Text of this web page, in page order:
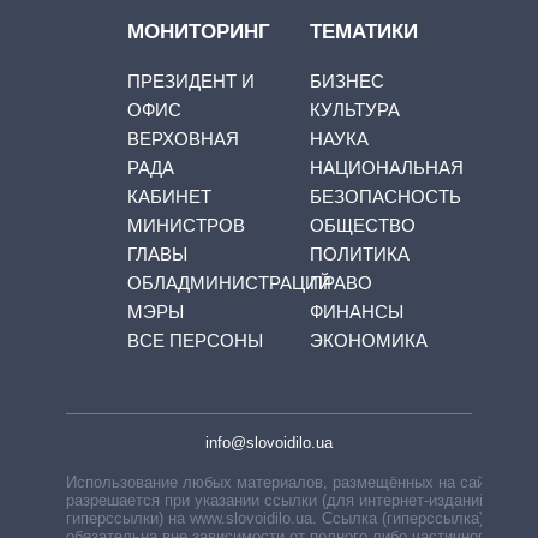
МОНИТОРИНГ
ПРЕЗИДЕНТ И
ОФИС
ВЕРХОВНАЯ
РАДА
КАБИНЕТ
МИНИСТРОВ
ГЛАВЫ
ОБЛАДМИНИСТРАЦИЙ
МЭРЫ
ВСЕ ПЕРСОНЫ
ТЕМАТИКИ
БИЗНЕС
КУЛЬТУРА
НАУКА
НАЦИОНАЛЬНАЯ
БЕЗОПАСНОСТЬ
ОБЩЕСТВО
ПОЛИТИКА
ПРАВО
ФИНАНСЫ
ЭКОНОМИКА
info@slovoidilo.ua
Использование любых материалов, размещённых на сайте,
разрешается при указании ссылки (для интернет-изданий —
гиперссылки) на www.slovoidilo.ua. Ссылка (гиперссылка)